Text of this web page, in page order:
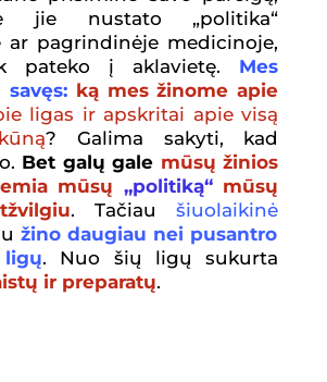
jie nustato „politika“
ar pagrindinėje medicinoje,
pateko į aklavietę. Mes
ką mes žinome apie
ligas ir apskritai apie visą
ūną? Galima sakyti, kad
Bet galų gale mūsų žinios
mūsų „politiką“ mūsų
. Tačiaušiuolaikinė
žino daugiau nei pusantro
ligų. Nuo šių ligų sukurta
ir preparatų.